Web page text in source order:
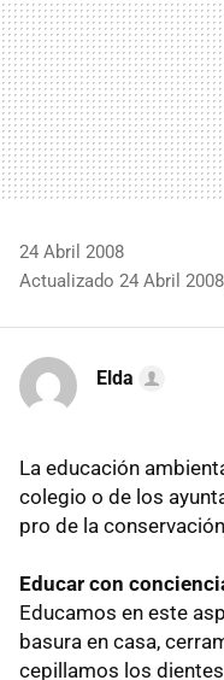
24 Abril 2008
Actualizado 24 Abril
Elda
La educación
colegio o de los
pro de la
Educar con
Educamos en este
basura en casa,
cepillamos los